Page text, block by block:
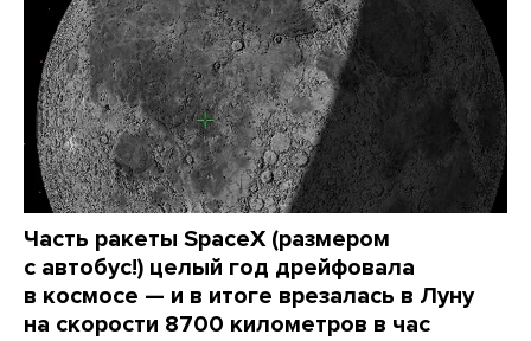
Часть ракеты SpaceX (размером
с автобус!) целый год дрейфовала
в космосе — и в итоге врезалась в Луну
на скорости 8700 километров в час